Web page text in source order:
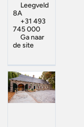
Leegveld
8A
+31 493
745 000
Ga naar
de site